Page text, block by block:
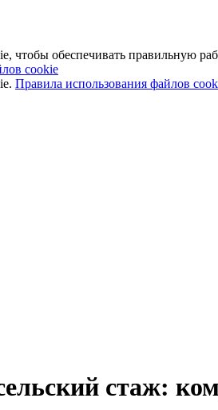
обеспечивать правильную
cookie
Правила использования файлов
стаж: